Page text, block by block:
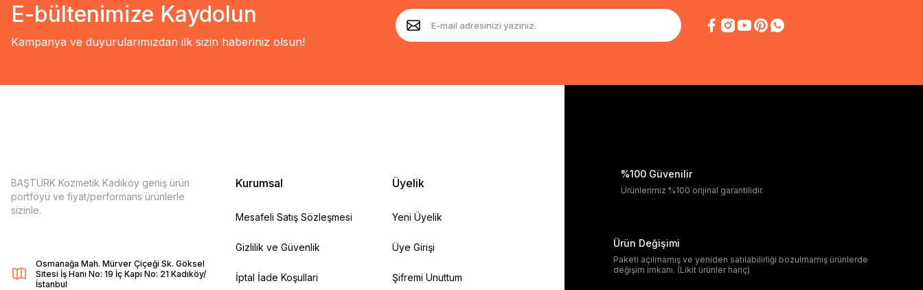
E-bültenimize Kaydolun
Kampanya ve duyurularımızdan ilk sizin haberiniz olsun!
BAŞTÜRK Kozmetik Kadıköy geniş ürün
portföyü ve fiyat/performans ürünlerle
sizinle.
Osmanağa Mah. Mürver Çiçeği Sk. Göksel
Sitesi İş Hanı No: 19 İç Kapı No: 21 Kadıköy/
İstanbul
Kurumsal
Mesafeli Satış Sözleşmesi
Gizlilik ve Güvenlik
İptal İade Koşullari
Üyelik
Yeni Üyelik
Üye Girişi
Şifremi Unuttum
%100 Güvenilir
Ürünlerimiz %100 orijinal garantilidir.
Ürün Değişimi
Paketi açılmamış ve yeniden satılabilirliği bozulmamış ürünlerde
değişim imkanı. (Likit ürünler hariç)